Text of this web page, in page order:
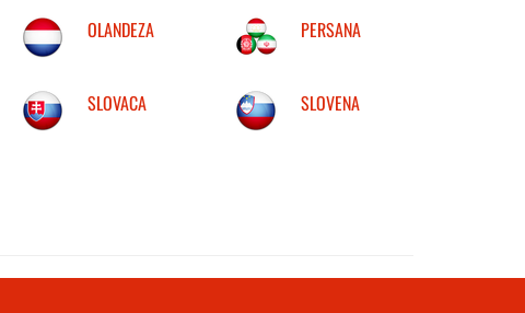
OLANDEZA PERSANA
SLOVACA SLOVENA